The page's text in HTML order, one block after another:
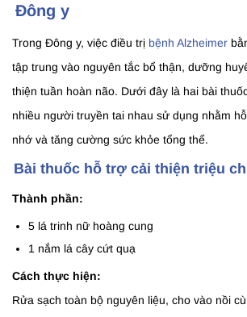
Đông y
Trong Đông y, việc điều trị bệnh Alzheimer
tập trung vào nguyên tắc bổ thận, dưỡng
thiện tuần hoàn não. Dưới đây là hai bài
nhiều người truyền tai nhau sử dụng nhằm
nhớ và tăng cường sức khỏe tổng thể.
Bài thuốc hỗ trợ cải thiện triệu
Thành phần:
5 lá trinh nữ hoàng cung
1 nắm lá cây cứt quạ
Cách thực hiện:
Rửa sạch toàn bộ nguyên liệu, cho vào nồi